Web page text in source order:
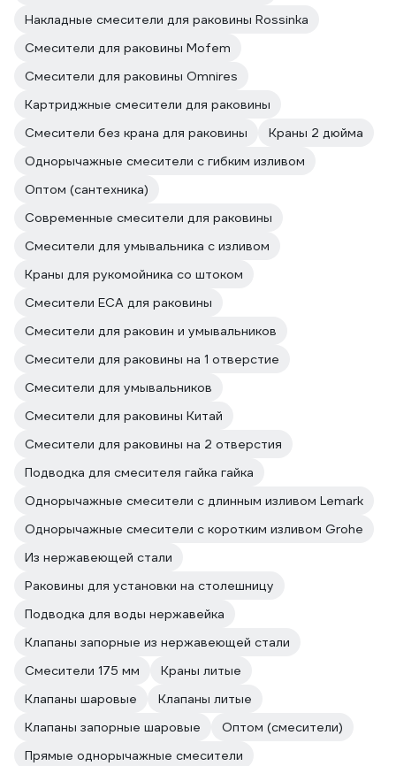
Накладные смесители для раковины Rossinka
Смесители для раковины Mofem
Смесители для раковины Omnires
Картриджные смесители для раковины
Смесители без крана для раковины
Краны 2 дюйма
Однорычажные смесители с гибким изливом
Оптом (сантехника)
Современные смесители для раковины
Смесители для умывальника с изливом
Краны для рукомойника со штоком
Смесители ECA для раковины
Смесители для раковин и умывальников
Смесители для раковины на 1 отверстие
Смесители для умывальников
Смесители для раковины Китай
Смесители для раковины на 2 отверстия
Подводка для смесителя гайка гайка
Однорычажные смесители с длинным изливом Lemark
Однорычажные смесители с коротким изливом Grohe
Из нержавеющей стали
Раковины для установки на столешницу
Подводка для воды нержавейка
Клапаны запорные из нержавеющей стали
Смесители 175 мм
Краны литые
Клапаны шаровые
Клапаны литые
Клапаны запорные шаровые
Оптом (смесители)
Прямые однорычажные смесители